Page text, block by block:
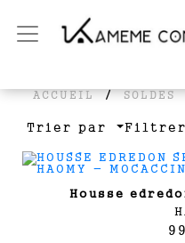
ACCUEIL / SOLDES
Filtrer
Trier par
housse